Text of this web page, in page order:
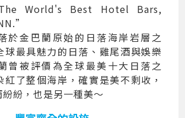
World's Best Hotel Bars,
於金巴蘭原始的日落海岸岩層之
球最具魅力的日落、雞尾酒與娛樂
曾被評價為全球最美十大日落之
紅了整個海岸，確實是美不剩收，
紛，也是另一種美～